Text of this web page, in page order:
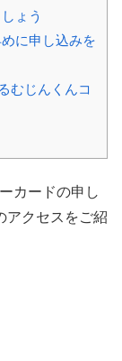
ょう
に申し込みを
むじんくんコ
カードの申し
アクセスをご紹